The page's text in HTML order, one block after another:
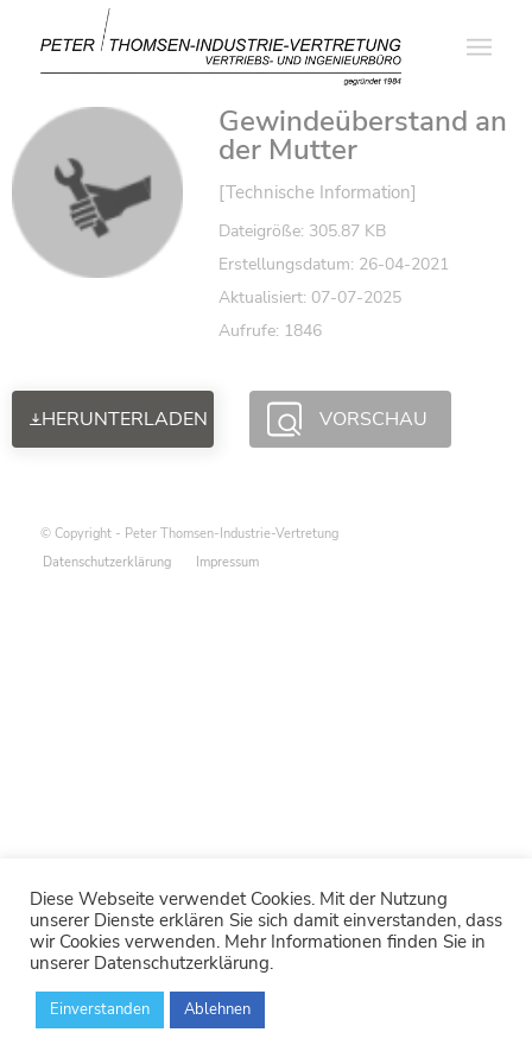
Gewindeüberstand an
der Mutter
[Technische Information]
Dateigröße: 305.87 KB
Erstellungsdatum: 26-04-2021
Aktualisiert: 07-07-2025
Aufrufe: 1846
HERUNTERLADEN VORSCHAU
© Copyright - Peter Thomsen-Industrie-Vertretung
Datenschutzerklärung
Impressum
Diese Webseite verwendet Cookies. Mit der Nutzung
unserer Dienste erklären Sie sich damit einverstanden, dass
wir Cookies verwenden. Mehr Informationen finden Sie in
unserer Datenschutzerklärung.
Einverstanden Ablehnen